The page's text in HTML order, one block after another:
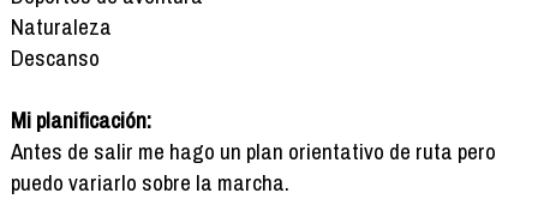
Naturaleza
Descanso
Mi planificación:
Antes de salir me hago un plan orientativo de ruta pero
puedo variarlo sobre la marcha.